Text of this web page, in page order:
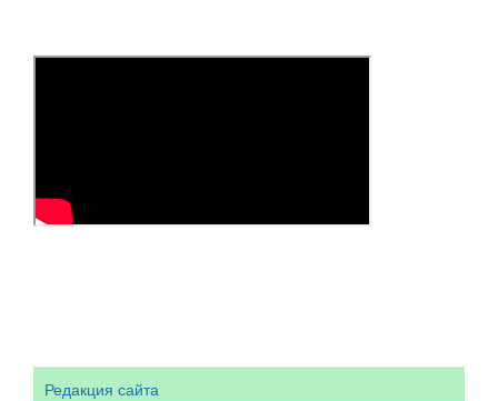
Редакция сайта